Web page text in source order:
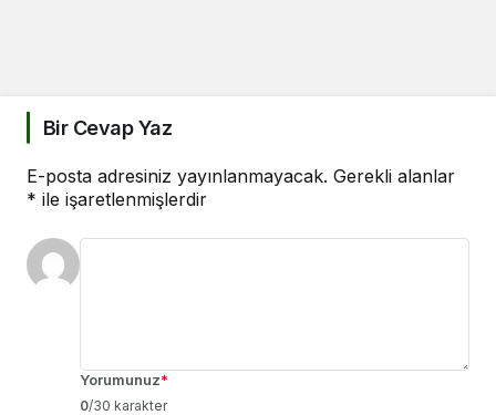
Bir Cevap Yaz
E-posta adresiniz yayınlanmayacak. Gerekli alanlar
* ile işaretlenmişlerdir
Yorumunuz*
0/30 karakter